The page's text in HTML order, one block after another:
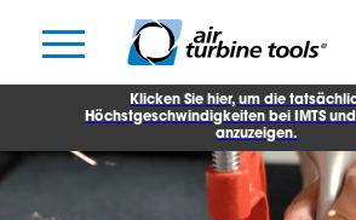
Klicken Sie hier, um die
Höchstgeschwindigkeiten bei IMTS
anzuzeigen.